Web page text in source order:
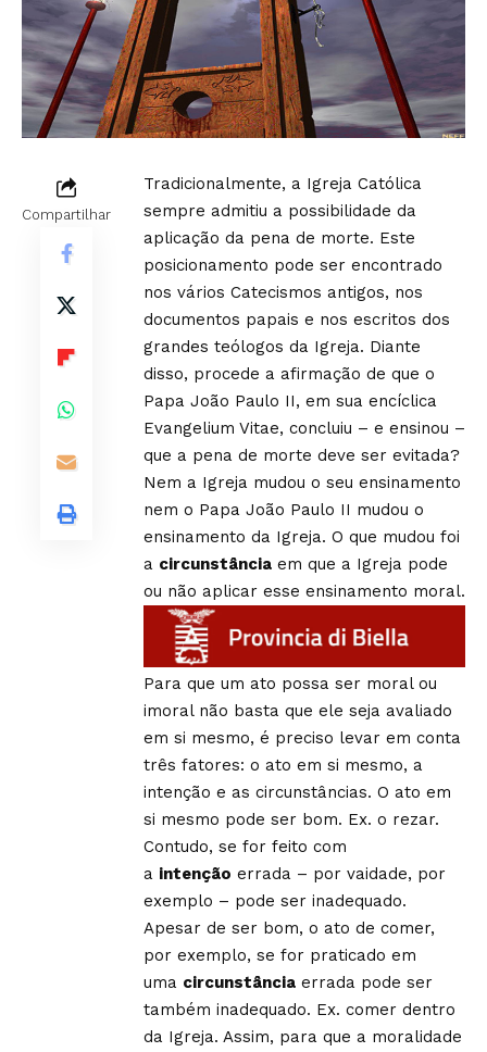
Compartilhar
Tradicionalmente, a Igreja Católica
sempre admitiu a possibilidade da
aplicação da pena de morte. Este
posicionamento pode ser encontrado
nos vários Catecismos antigos, nos
documentos papais e nos escritos dos
grandes teólogos da Igreja. Diante
disso, procede a afirmação de que o
Papa João Paulo II, em sua encíclica
Evangelium Vitae, concluiu – e ensinou –
que a pena de morte deve ser evitada?
Nem a Igreja mudou o seu ensinamento
nem o Papa João Paulo II mudou o
ensinamento da Igreja. O que mudou foi
a circunstância em que a Igreja pode
ou não aplicar esse ensinamento moral.
Para que um ato possa ser moral ou
imoral não basta que ele seja avaliado
em si mesmo, é preciso levar em conta
três fatores: o ato em si mesmo, a
intenção e as circunstâncias. O ato em
si mesmo pode ser bom. Ex. o rezar.
Contudo, se for feito com
a intenção errada – por vaidade, por
exemplo – pode ser inadequado.
Apesar de ser bom, o ato de comer,
por exemplo, se for praticado em
uma circunstância errada pode ser
também inadequado. Ex. comer dentro
da Igreja. Assim, para que a moralidade